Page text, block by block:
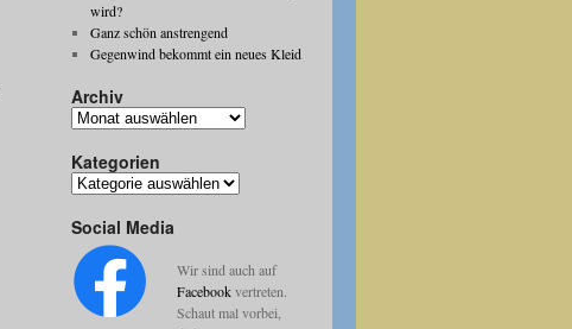
wird?
Ganz schön anstrengend
Gegenwind bekommt ein neues Kleid
Archiv
Archiv
Kategorien
Kategorien
Social Media
Wir sind auch auf
Facebookvertreten.
Schaut mal vorbei,